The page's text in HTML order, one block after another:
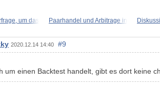
um das Paarhandel und Arbitrage in
2020.12.14 14:40 #9
um einen Backtest handelt, gibt es dort keine